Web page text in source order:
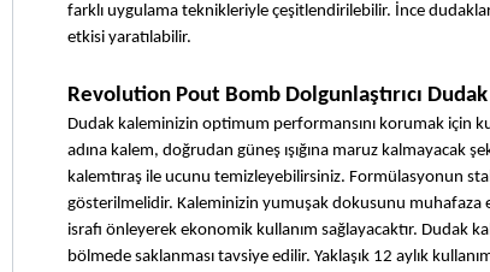
farklı uygulama teknikleriyle çeşitlendirilebilir. İnce
etkisi yaratılabilir.
Revolution Pout Bomb Dolgunlaştırıcı
Dudak kaleminizin optimum performansını korumak için
adına kalem, doğrudan güneş ışığına maruz
kalemtıraş ile ucunu temizleyebilirsiniz. Formülasyonun
gösterilmelidir. Kaleminizin yumuşak dokusunu muhafaza
israfı önleyerek ekonomik kullanım sağlayacaktır.
bölmede saklanması tavsiye edilir. Yaklaşık 12 aylık